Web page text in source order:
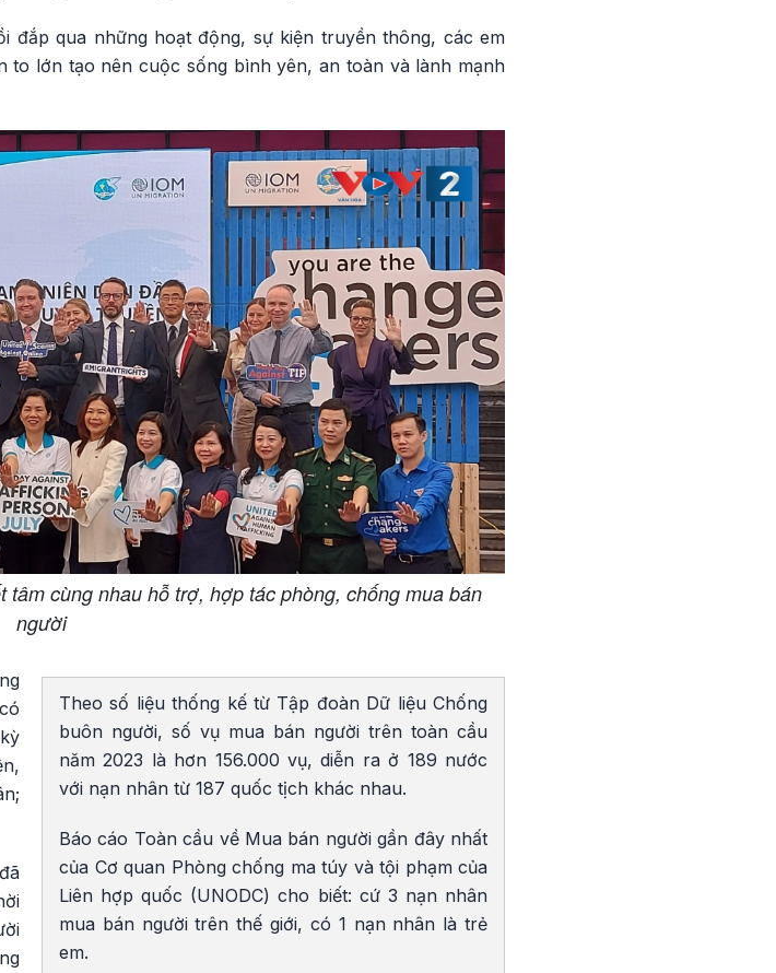
đắp qua những hoạt động, sự kiện truyền thông, các em
to lớn tạo nên cuộc sống bình yên, an toàn và lành mạnh
cùng nhau hỗ trợ, hợp tác phòng, chống mua bán
người
Theo số liệu thống kế từ Tập đoàn Dữ liệu Chống
buôn người, số vụ mua bán người trên toàn cầu
năm 2023 là hơn 156.000 vụ, diễn ra ở 189 nước
với nạn nhân từ 187 quốc tịch khác nhau.
Báo cáo Toàn cầu về Mua bán người gần đây nhất
của Cơ quan Phòng chống ma túy và tội phạm của
Liên hợp quốc (UNODC) cho biết: cứ 3 nạn nhân
mua bán người trên thế giới, có 1 nạn nhân là trẻ
em.